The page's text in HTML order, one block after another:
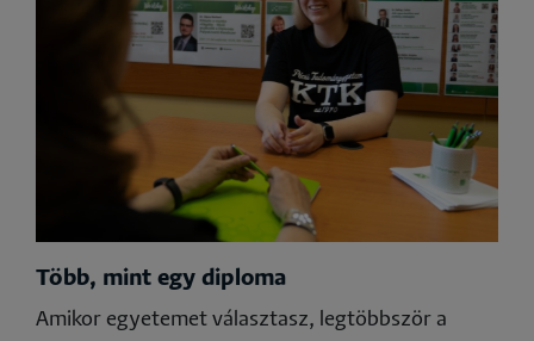
Több, mint egy diploma
Amikor egyetemet választasz, legtöbbször a